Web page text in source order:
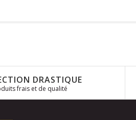
DRASTIQUE
frais et de qualité